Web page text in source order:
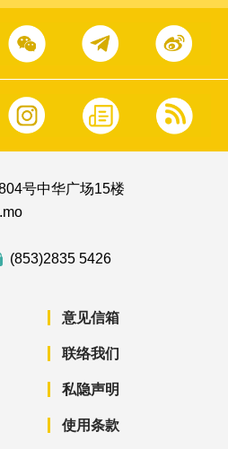
号中华广场15楼
(853)2835 5426
意见信箱
联络我们
私隐声明
使用条款